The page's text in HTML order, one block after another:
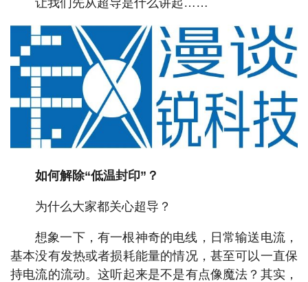
让我们先从超导是什么讲起……
如何解除“低温封印”？
为什么大家都关心超导？
想象一下，有一根神奇的电线，日常输送电流，
基本没有发热或者损耗能量的情况，甚至可以一直保
持电流的流动。这听起来是不是有点像魔法？其实，